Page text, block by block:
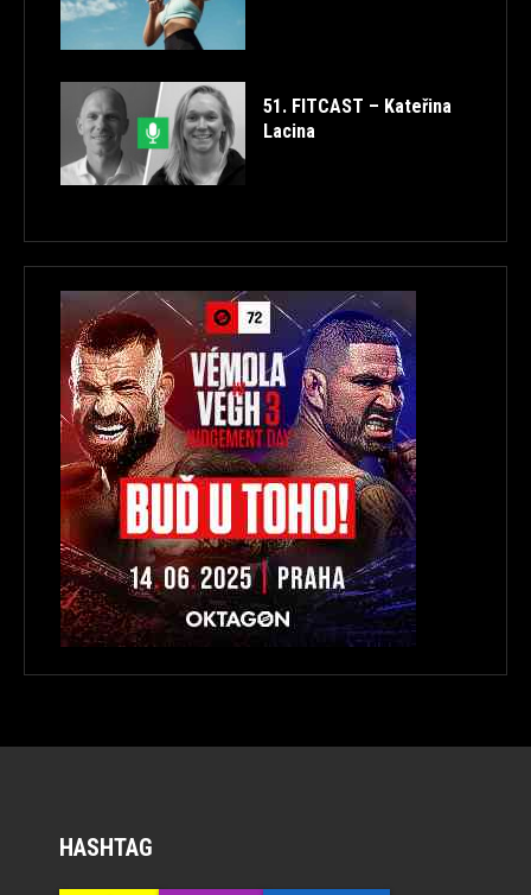
51. FITCAST – Kateřina
Lacina
HASHTAG